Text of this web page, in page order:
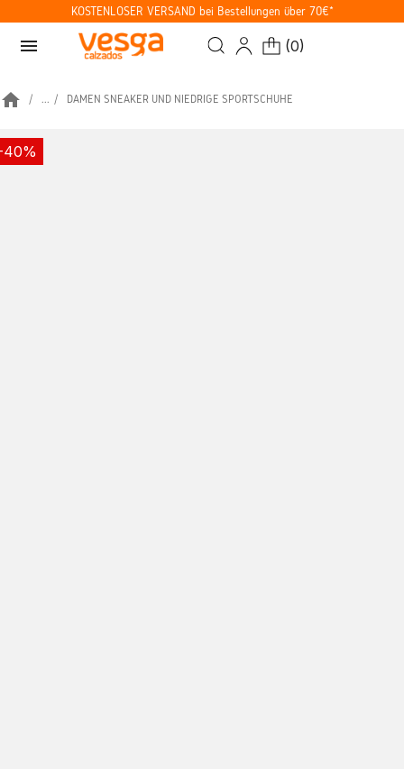
KOSTENLOSER VERSAND bei Bestellungen über 70€*
menu (0)
home ... DAMEN SNEAKER UND NIEDRIGE SPORTSCHUHE